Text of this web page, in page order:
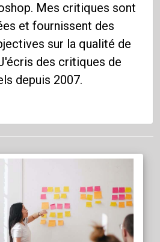
Mes critiques sont
et fournissent des
sur la qualité de
des critiques de
depuis 2007.